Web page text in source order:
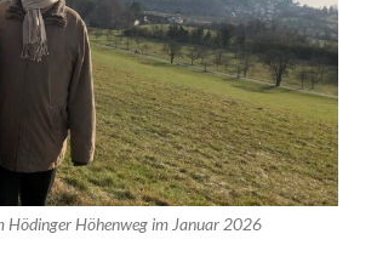
Hödinger Höhenweg im Januar 2026